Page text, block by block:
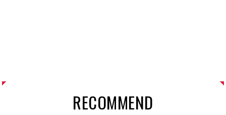
RECOMMEND